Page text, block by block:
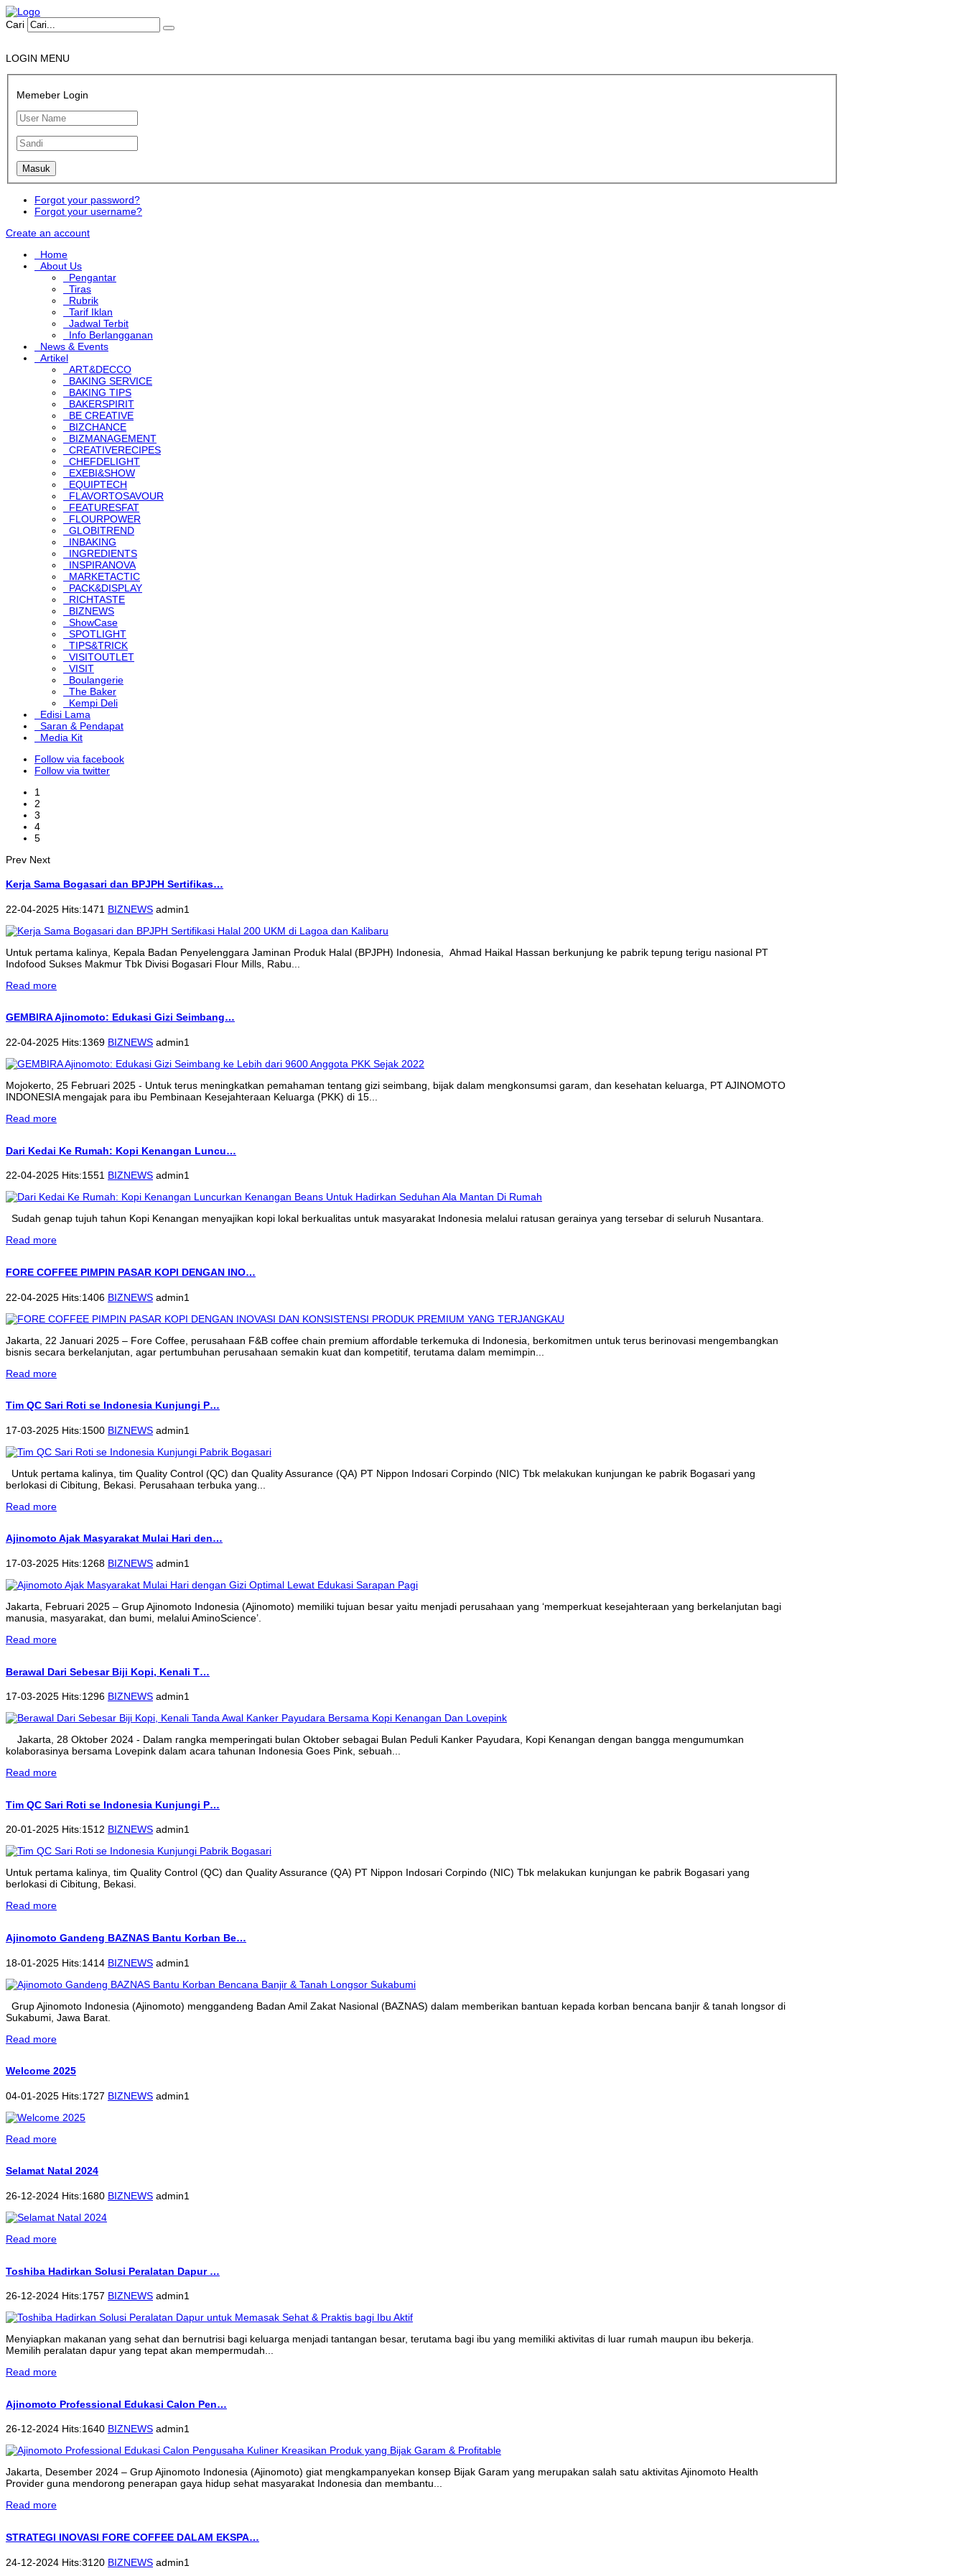
Cari
LOGIN MENU
Memeber Login
Forgot your password?
Forgot your username?
Create an account
Home
About Us
Pengantar
Tiras
Rubrik
Tarif Iklan
Jadwal Terbit
Info Berlangganan
News & Events
Artikel
ART&DECCO
BAKING SERVICE
BAKING TIPS
BAKERSPIRIT
BE CREATIVE
BIZCHANCE
BIZMANAGEMENT
CREATIVERECIPES
CHEFDELIGHT
EXEBI&SHOW
EQUIPTECH
FLAVORTOSAVOUR
FEATURESFAT
FLOURPOWER
GLOBITREND
INBAKING
INGREDIENTS
INSPIRANOVA
MARKETACTIC
PACK&DISPLAY
RICHTASTE
BIZNEWS
ShowCase
SPOTLIGHT
TIPS&TRICK
VISITOUTLET
VISIT
Boulangerie
The Baker
Kempi Deli
Edisi Lama
Saran & Pendapat
Media Kit
Follow via facebook
Follow via twitter
1
2
3
4
5
Prev Next
Kerja Sama Bogasari dan BPJPH Sertifikas…
22-04-2025 Hits:1471 BIZNEWS admin1
Untuk pertama kalinya, Kepala Badan Penyelenggara Jaminan Produk Halal (BPJPH) Indonesia, Ahmad Haikal Hassan berkunjung ke pabrik tepung terigu nasional PT
Indofood Sukses Makmur Tbk Divisi Bogasari Flour Mills, Rabu...
Read more
GEMBIRA Ajinomoto: Edukasi Gizi Seimbang…
22-04-2025 Hits:1369 BIZNEWS admin1
Mojokerto, 25 Februari 2025 - Untuk terus meningkatkan pemahaman tentang gizi seimbang, bijak dalam mengkonsumsi garam, dan kesehatan keluarga, PT AJINOMOTO
INDONESIA mengajak para ibu Pembinaan Kesejahteraan Keluarga (PKK) di 15...
Read more
Dari Kedai Ke Rumah: Kopi Kenangan Luncu…
22-04-2025 Hits:1551 BIZNEWS admin1
Sudah genap tujuh tahun Kopi Kenangan menyajikan kopi lokal berkualitas untuk masyarakat Indonesia melalui ratusan gerainya yang tersebar di seluruh Nusantara.
Read more
FORE COFFEE PIMPIN PASAR KOPI DENGAN INO…
22-04-2025 Hits:1406 BIZNEWS admin1
Jakarta, 22 Januari 2025 – Fore Coffee, perusahaan F&B coffee chain premium affordable terkemuka di Indonesia, berkomitmen untuk terus berinovasi mengembangkan
bisnis secara berkelanjutan, agar pertumbuhan perusahaan semakin kuat dan kompetitif, terutama dalam memimpin...
Read more
Tim QC Sari Roti se Indonesia Kunjungi P…
17-03-2025 Hits:1500 BIZNEWS admin1
Untuk pertama kalinya, tim Quality Control (QC) dan Quality Assurance (QA) PT Nippon Indosari Corpindo (NIC) Tbk melakukan kunjungan ke pabrik Bogasari yang
berlokasi di Cibitung, Bekasi. Perusahaan terbuka yang...
Read more
Ajinomoto Ajak Masyarakat Mulai Hari den…
17-03-2025 Hits:1268 BIZNEWS admin1
Jakarta, Februari 2025 – Grup Ajinomoto Indonesia (Ajinomoto) memiliki tujuan besar yaitu menjadi perusahaan yang ‘memperkuat kesejahteraan yang berkelanjutan bagi
manusia, masyarakat, dan bumi, melalui AminoScience’.
Read more
Berawal Dari Sebesar Biji Kopi, Kenali T…
17-03-2025 Hits:1296 BIZNEWS admin1
Jakarta, 28 Oktober 2024 - Dalam rangka memperingati bulan Oktober sebagai Bulan Peduli Kanker Payudara, Kopi Kenangan dengan bangga mengumumkan
kolaborasinya bersama Lovepink dalam acara tahunan Indonesia Goes Pink, sebuah...
Read more
Tim QC Sari Roti se Indonesia Kunjungi P…
20-01-2025 Hits:1512 BIZNEWS admin1
Untuk pertama kalinya, tim Quality Control (QC) dan Quality Assurance (QA) PT Nippon Indosari Corpindo (NIC) Tbk melakukan kunjungan ke pabrik Bogasari yang
berlokasi di Cibitung, Bekasi.
Read more
Ajinomoto Gandeng BAZNAS Bantu Korban Be…
18-01-2025 Hits:1414 BIZNEWS admin1
Grup Ajinomoto Indonesia (Ajinomoto) menggandeng Badan Amil Zakat Nasional (BAZNAS) dalam memberikan bantuan kepada korban bencana banjir & tanah longsor di
Sukabumi, Jawa Barat.
Read more
Welcome 2025
04-01-2025 Hits:1727 BIZNEWS admin1
Read more
Selamat Natal 2024
26-12-2024 Hits:1680 BIZNEWS admin1
Read more
Toshiba Hadirkan Solusi Peralatan Dapur …
26-12-2024 Hits:1757 BIZNEWS admin1
Menyiapkan makanan yang sehat dan bernutrisi bagi keluarga menjadi tantangan besar, terutama bagi ibu yang memiliki aktivitas di luar rumah maupun ibu bekerja.
Memilih peralatan dapur yang tepat akan mempermudah...
Read more
Ajinomoto Professional Edukasi Calon Pen…
26-12-2024 Hits:1640 BIZNEWS admin1
Jakarta, Desember 2024 – Grup Ajinomoto Indonesia (Ajinomoto) giat mengkampanyekan konsep Bijak Garam yang merupakan salah satu aktivitas Ajinomoto Health
Provider guna mendorong penerapan gaya hidup sehat masyarakat Indonesia dan membantu...
Read more
STRATEGI INOVASI FORE COFFEE DALAM EKSPA…
24-12-2024 Hits:3120 BIZNEWS admin1